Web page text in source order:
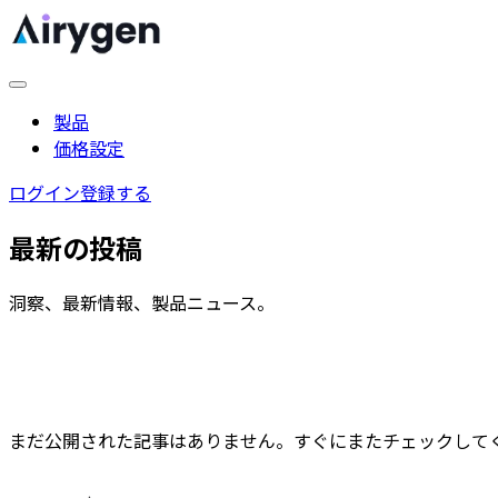
製品
価格設定
ログイン登録する
最新の投稿
洞察、最新情報、製品ニュース。
まだ公開された記事はありません。すぐにまたチェックして